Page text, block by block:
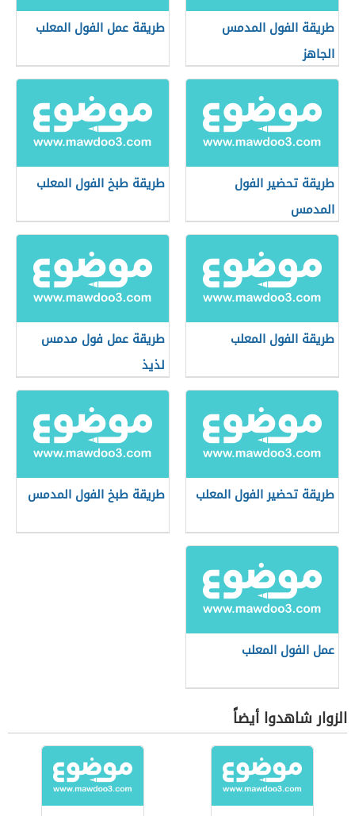
طريقة الفول المدمس
الجاهز
طريقة عمل الفول المعلب
طريقة تحضير الفول
المدمس
طريقة طبخ الفول المعلب
طريقة الفول المعلب
طريقة عمل فول مدمس
لذيذ
طريقة تحضير الفول المعلب طريقة طبخ الفول المدمس
عمل الفول المعلب
الزوار شاهدوا أيضاً